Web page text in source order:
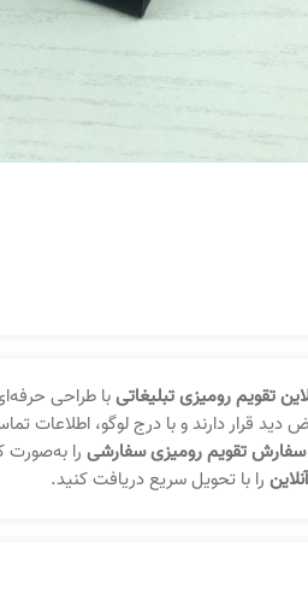
تقویم رومیزی تبلیغاتیبا طراحی
دید قرار دارند و با درج لوگو، اطلاعات
سفارش تقویم رومیزی سفارشی را به‌صورت
را با تحویل سریع دریافت کنید.